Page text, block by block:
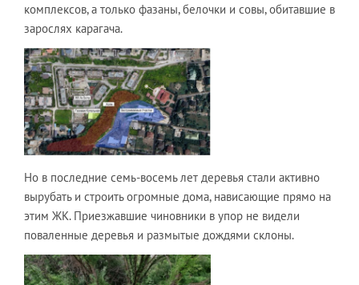
комплексов, а только фазаны, белочки и совы, обитавшие в
зарослях карагача.
Но в последние семь-восемь лет деревья стали активно
вырубать и строить огромные дома, нависающие прямо на
этим ЖК. Приезжавшие чиновники в упор не видели
поваленные деревья и размытые дождями склоны.